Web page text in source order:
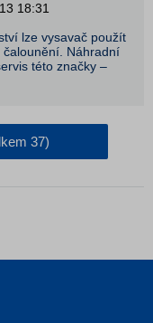
18:31
lze vysavač použít
čalounění. Náhradní
této značky –
37)